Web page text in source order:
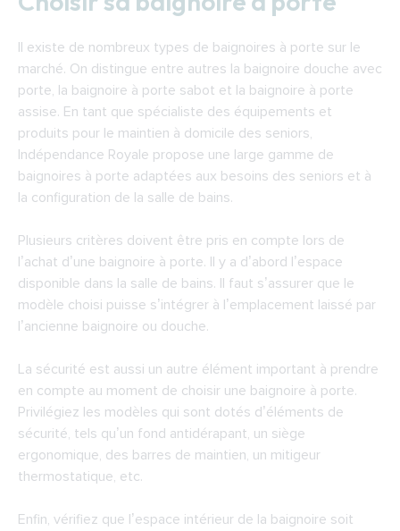
Il existe de nombreux types de baignoires à porte sur le
marché. On distingue entre autres la baignoire douche avec
porte, la baignoire à porte sabot et la baignoire à porte
assise. En tant que spécialiste des équipements et
produits pour le maintien à domicile des seniors,
Indépendance Royale propose une large gamme de
baignoires à porte adaptées aux besoins des seniors et à
la configuration de la salle de bains.
Plusieurs critères doivent être pris en compte lors de
l’achat d’une baignoire à porte. Il y a d’abord l’espace
disponible dans la salle de bains. Il faut s’assurer que le
modèle choisi puisse s’intégrer à l’emplacement laissé par
l’ancienne baignoire ou douche.
La sécurité est aussi un autre élément important à prendre
en compte au moment de choisir une baignoire à porte.
Privilégiez les modèles qui sont dotés d’éléments de
sécurité, tels qu’un fond antidérapant, un siège
ergonomique, des barres de maintien, un mitigeur
thermostatique, etc.
Enfin, vérifiez que l’espace intérieur de la baignoire soit